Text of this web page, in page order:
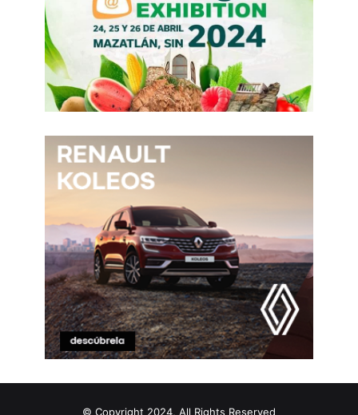
© Copyright 2024, All Rights Reserved